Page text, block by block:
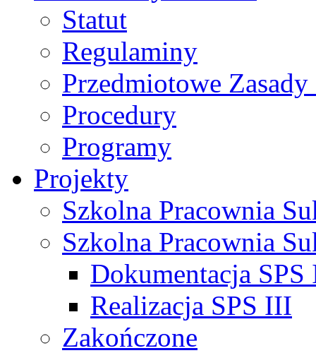
Statut
Regulaminy
Przedmiotowe
Procedury
Programy
Projekty
Szkolna Pracownia
Szkolna Pracownia
Dokumentacja
Realizacja SPS III
Zakończone